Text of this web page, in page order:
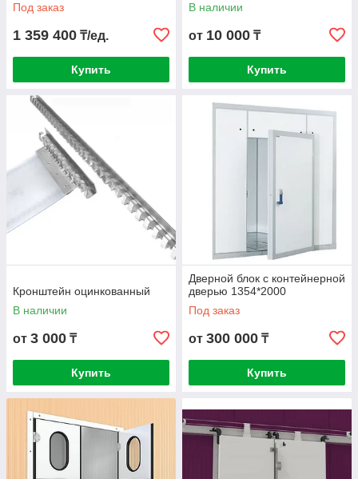
Под заказ
1 359 400 ₸/ед.
Купить
В наличии
от 10 000 ₸
Купить
Кронштейн оцинкованный
В наличии
от 3 000 ₸
Купить
Дверной блок с контейнерной
дверью 1354*2000
Под заказ
от 300 000 ₸
Купить